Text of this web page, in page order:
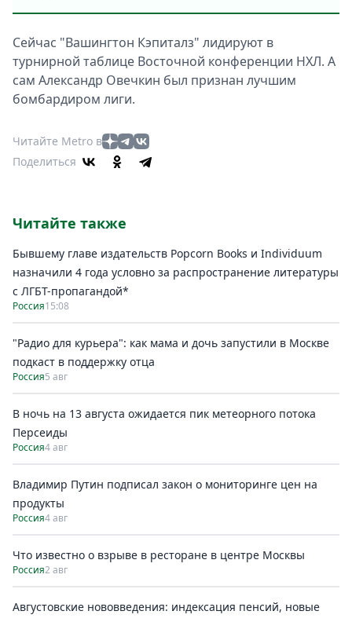
Сейчас "Вашингтон Кэпиталз" лидируют в
турнирной таблице Восточной конференции НХЛ. А
сам Александр Овечкин был признан лучшим
бомбардиром лиги.
Читайте Metro в
Поделиться
Читайте также
Бывшему главе издательств Popcorn Books и Individuum
назначили 4 года условно за распространение литературы
с ЛГБТ-пропагандой*
Россия15:08
"Радио для курьера": как мама и дочь запустили в Москве
подкаст в поддержку отца
Россия5 авг
В ночь на 13 августа ожидается пик метеорного потока
Персеиды
Россия4 авг
Владимир Путин подписал закон о мониторинге цен на
продукты
Россия4 авг
Что известно о взрыве в ресторане в центре Москвы
Россия2 авг
Августовские нововведения: индексация пенсий, новые